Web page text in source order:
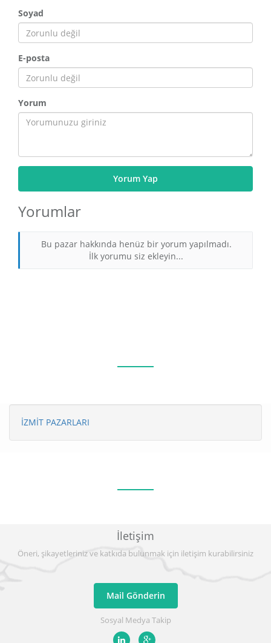
Soyad
E-posta
Yorum
Yorum Yap
Yorumlar
Bu pazar hakkında henüz bir yorum yapılmadı.
İlk yorumu siz ekleyin...
İZMİT PAZARLARI
İletişim
Öneri, şikayetleriniz ve katkıda bulunmak için iletişim kurabilirsiniz
Mail Gönderin
Sosyal Medya Takip